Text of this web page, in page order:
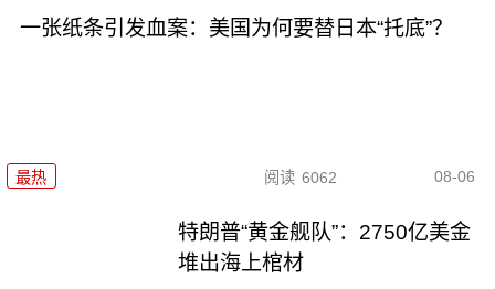
一张纸条引发血案：美国为何要替日本“托底”？
最热 阅读 6062 08-06
特朗普“黄金舰队”：2750亿美金
堆出海上棺材